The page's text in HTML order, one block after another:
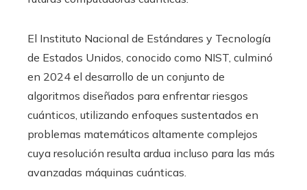
El Instituto Nacional de Estándares y Tecnología
de Estados Unidos, conocido como NIST, culminó
en 2024 el desarrollo de un conjunto de
algoritmos diseñados para enfrentar riesgos
cuánticos, utilizando enfoques sustentados en
problemas matemáticos altamente complejos
cuya resolución resulta ardua incluso para las más
avanzadas máquinas cuánticas.